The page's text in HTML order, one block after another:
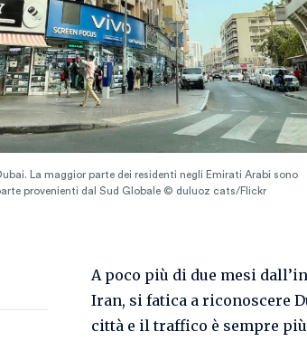
La maggior parte dei residenti negli Emirati Arabi sono
provenienti dal Sud Globale © duluoz cats/Flickr
A poco più di due mesi
Iran, si fatica a riconoscere
città e il traffico è sempre